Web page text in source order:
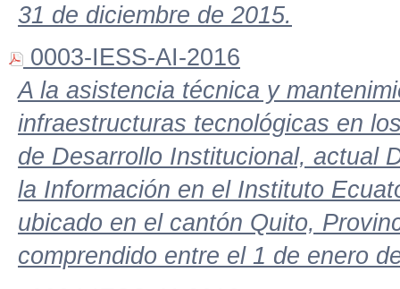
31 de diciembre de 2015.
0003-IESS-AI-2016
A la asistencia técnica y
infraestructuras tecnológicas en
de Desarrollo Institucional, actual
la Información en el Instituto
ubicado en el cantón Quito,
comprendido entre el 1 de enero